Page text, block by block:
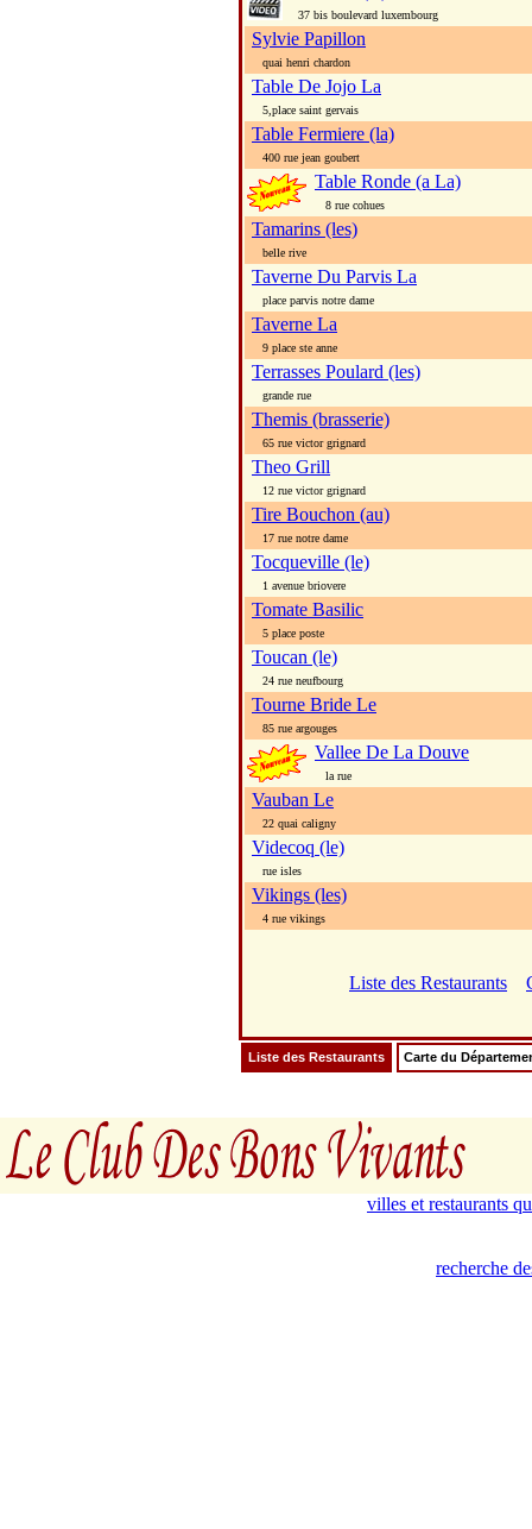
37 bis boulevard luxembourg
Sylvie Papillon
quai henri chardon
Table De Jojo La
5,place saint gervais
Table Fermiere (la)
400 rue jean goubert
Table Ronde (a La)
8 rue cohues
Tamarins (les)
belle rive
Taverne Du Parvis La
place parvis notre dame
Taverne La
9 place ste anne
Terrasses Poulard (les)
grande rue
Themis (brasserie)
65 rue victor grignard
Theo Grill
12 rue victor grignard
Tire Bouchon (au)
17 rue notre dame
Tocqueville (le)
1 avenue briovere
Tomate Basilic
5 place poste
Toucan (le)
24 rue neufbourg
Tourne Bride Le
85 rue argouges
Vallee De La Douve
la rue
Vauban Le
22 quai caligny
Videcoq (le)
rue isles
Vikings (les)
4 rue vikings
Liste des Restaurants
Liste des Restaurants Carte du
villes et restaurants
recherche